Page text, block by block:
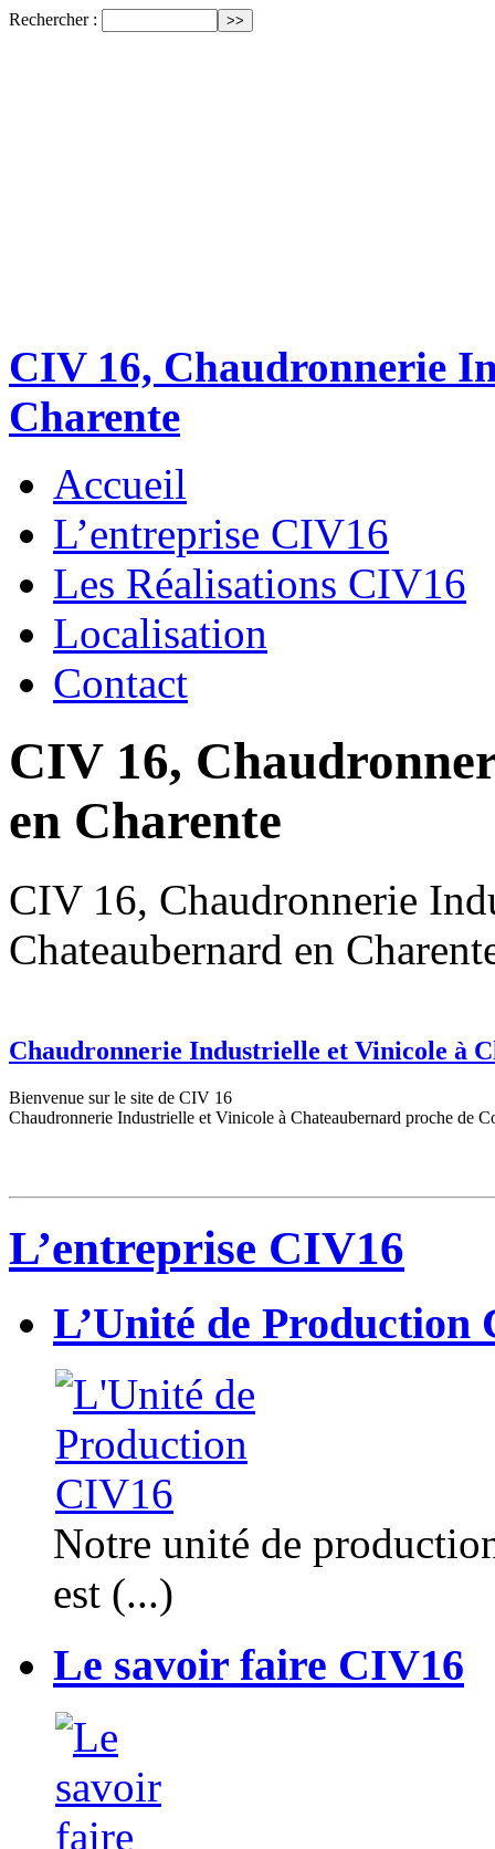
Rechercher :
CIV 16, Chaudronnerie
Charente
Accueil
L’entreprise CIV16
Les Réalisations CIV16
Localisation
Contact
CIV 16,
en Charente
CIV 16, Chaudronnerie
Chateaubernard en
Chaudronnerie Industrielle et Vinicole à
Bienvenue sur le site de CIV 16
Chaudronnerie Industrielle et Vinicole à Chateaubernard proche de
L’entreprise CIV16
L’Unité de Production
Notre unité de
est (...)
Le savoir faire CIV16